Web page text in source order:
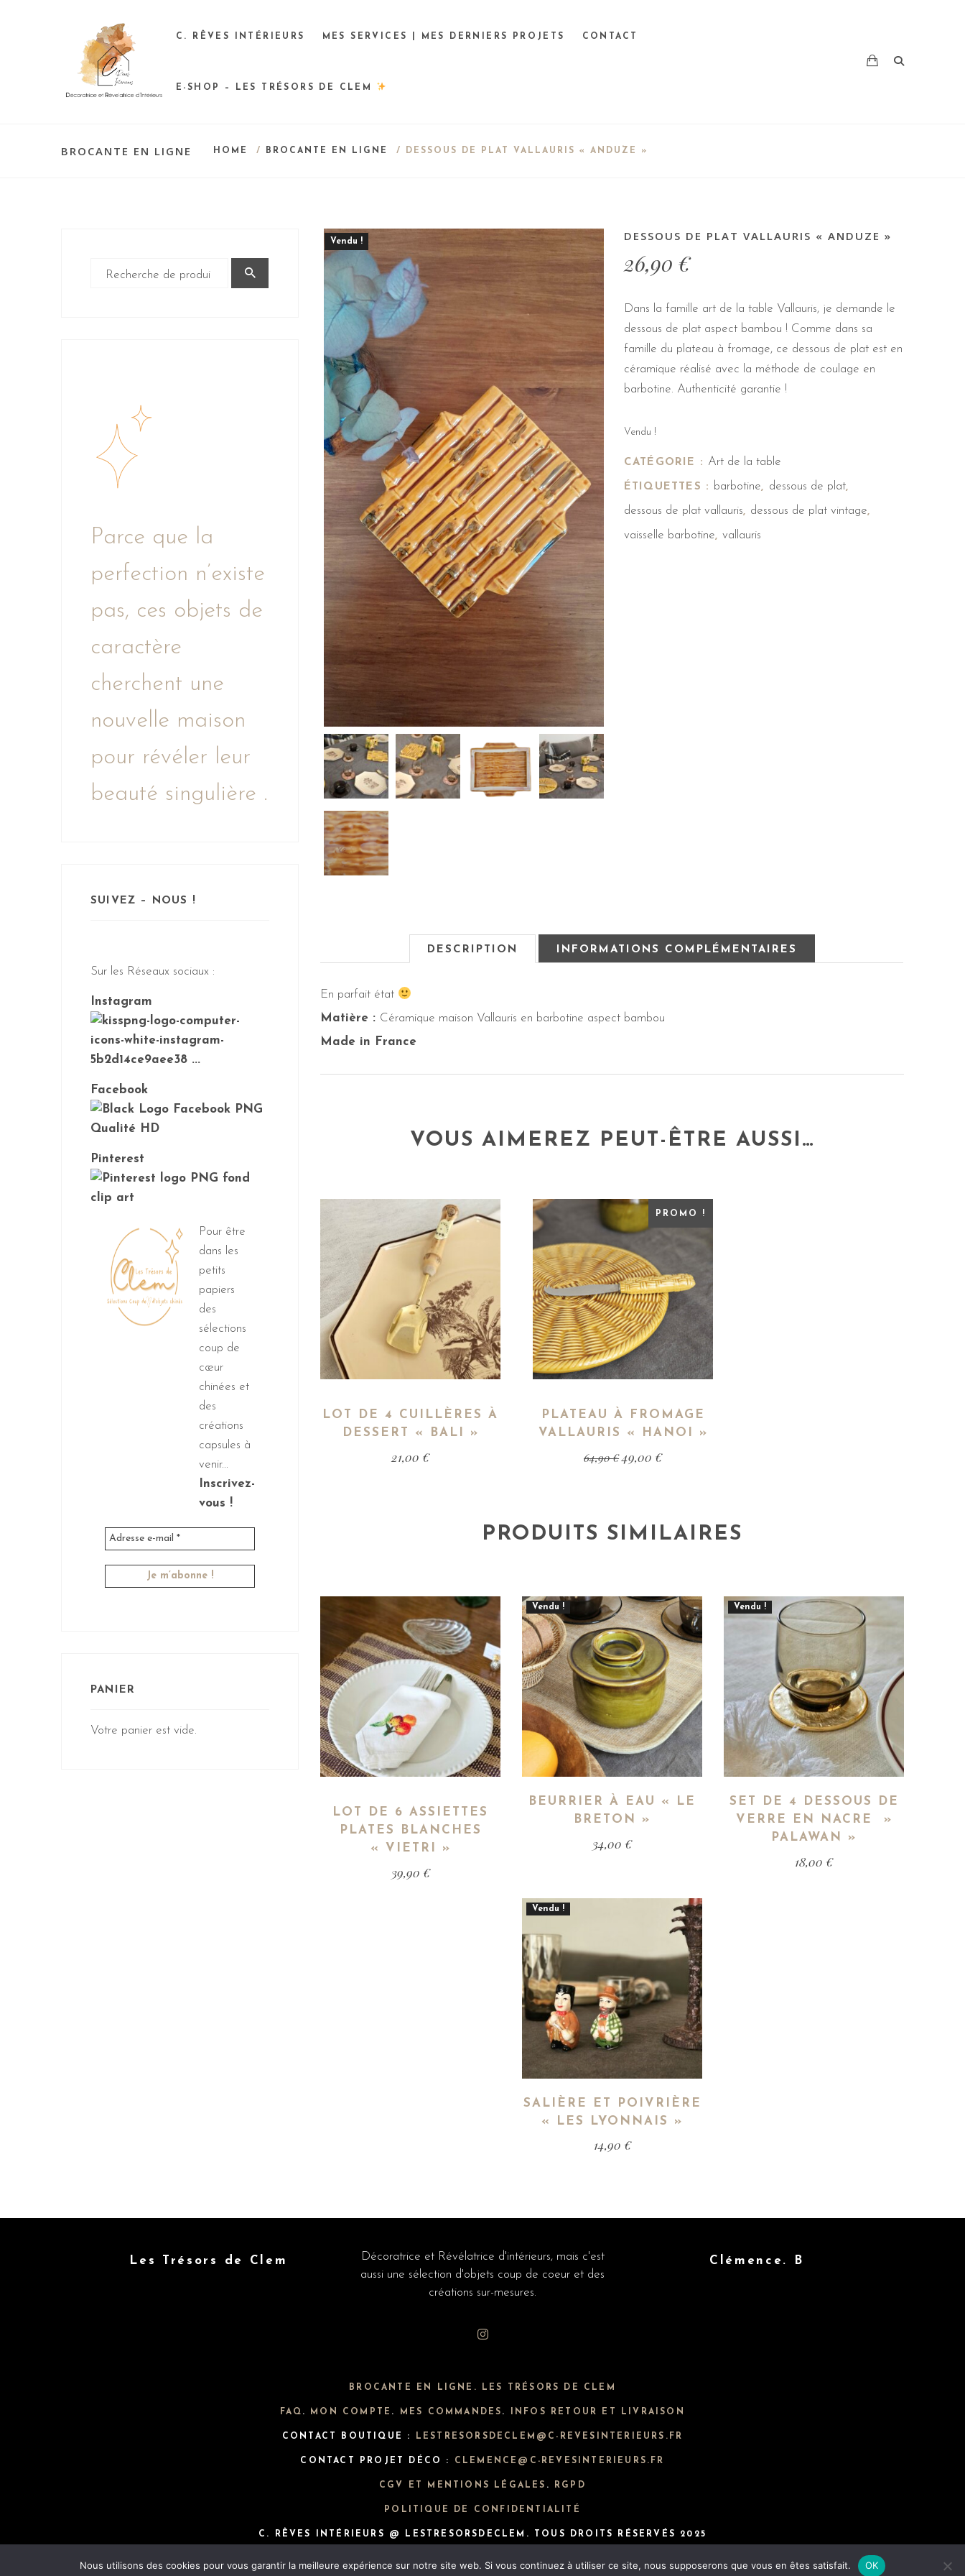
C. RÊVES INTÉRIEURS MES SERVICES | MES DERNIERS PROJETS CONTACT
E-SHOP – LES TRÉSORS DE CLEM
BROCANTE EN LIGNE HOME / BROCANTE EN LIGNE / DESSOUS DE PLAT VALLAURIS « ANDUZE »
Vendu ! DESSOUS DE PLAT VALLAURIS « ANDUZE »
26,90 €
Dans la famille art de la table Vallauris, je demande le
dessous de plat aspect bambou ! Comme dans sa
famille du plateau à fromage, ce dessous de plat est en
céramique réalisé avec la méthode de coulage en
barbotine. Authenticité garantie !
Vendu !
CATÉGORIE : Art de la table
ÉTIQUETTES : barbotine, dessous de plat,
dessous de plat vallauris, dessous de plat vintage,
vaisselle barbotine,vallauris
DESCRIPTION INFORMATIONS COMPLÉMENTAIRES
En parfait état
Matière : Céramique maison Vallauris en barbotine aspect bambou
Made in France
VOUS AIMEREZ PEUT-ÊTRE AUSSI…
LOT DE 4 CUILLÈRES À
DESSERT « BALI »
21,00 €
PROMO !
PLATEAU À FROMAGE
VALLAURIS « HANOI »
64,90€ 49,00 €
PRODUITS SIMILAIRES
LOT DE 6 ASSIETTES
PLATES BLANCHES
« VIETRI »
39,90 €
Vendu !
BEURRIER À EAU « LE
BRETON »
34,00 €
Vendu !
SET DE 4 DESSOUS DE
VERRE EN NACRE »
PALAWAN »
18,00 €
Vendu !
SALIÈRE ET POIVRIÈRE
« LES LYONNAIS »
14,90 €
Parce que la
perfection n’existe
pas, ces objets de
caractère
cherchent une
nouvelle maison
pour révéler leur
beauté singulière .
SUIVEZ – NOUS !
Sur les Réseaux sociaux :
Instagram
Facebook
Pinterest
Pour être
dans les
petits
papiers
des
sélections
coup de
cœur
chinées et
des
créations
capsules à
venir...
Inscrivez-
vous !
PANIER
Votre panier est vide.
Les Trésors de Clem
Décoratrice et Révélatrice d'intérieurs, mais c'est
aussi une sélection d'objets coup de coeur et des
créations sur-mesures.
Clémence. B
BROCANTE EN LIGNE. LES TRÉSORS DE CLEM
FAQ . MON COMPTE . MES COMMANDES . INFOS RETOUR ET LIVRAISON
CONTACT BOUTIQUE : LESTRESORSDECLEM@C-REVESINTERIEURS.FR
CONTACT PROJET DÉCO : CLEMENCE@C-REVESINTERIEURS.FR
CGV ET MENTIONS LÉGALES . RGPD
POLITIQUE DE CONFIDENTIALITÉ
C. RÊVES INTÉRIEURS @ LESTRESORSDECLEM. TOUS DROITS RÉSERVÉS 2025
Nous utilisons des cookies pour vous garantir la meilleure expérience sur notre site web. Si vous continuez à utiliser ce site, nous supposerons que vous en êtes satisfait. OK